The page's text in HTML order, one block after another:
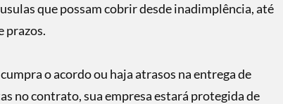
que possam cobrir desde inadimplência, até
prazos.
o acordo ou haja atrasos na entrega de
no contrato, sua empresa estará protegida de